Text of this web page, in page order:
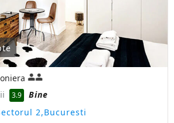
3.9
Bine
2,Bucuresti